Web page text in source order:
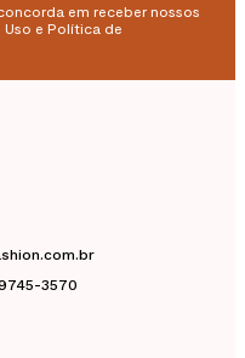
em receber nossos
Uso e Política de
3570